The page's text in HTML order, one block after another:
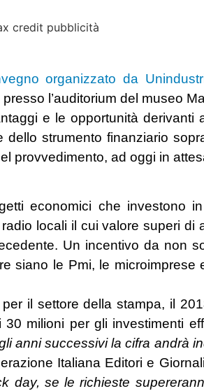
organizzato da
l’auditorium del museo
e le opportunità derivanti
strumento finanziario
provvedimento, ad oggi in
economici che investono
locali il cui valore superi di
Un incentivo da non
siano le Pmi, le microimprese
il settore della stampa, il
milioni per gli investimenti
anni successivi la cifra andrà
Italiana Editori e
day, se le richieste